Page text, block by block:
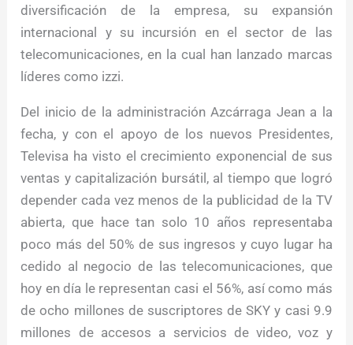
diversificación de la empresa, su expansión
internacional y su incursión en el sector de las
telecomunicaciones, en la cual han lanzado marcas
líderes como izzi.
Del inicio de la administración Azcárraga Jean a la
fecha, y con el apoyo de los nuevos Presidentes,
Televisa ha visto el crecimiento exponencial de sus
ventas y capitalización bursátil, al tiempo que logró
depender cada vez menos de la publicidad de la TV
abierta, que hace tan solo 10 años representaba
poco más del 50% de sus ingresos y cuyo lugar ha
cedido al negocio de las telecomunicaciones, que
hoy en día le representan casi el 56%, así como más
de ocho millones de suscriptores de SKY y casi 9.9
millones de accesos a servicios de video, voz y